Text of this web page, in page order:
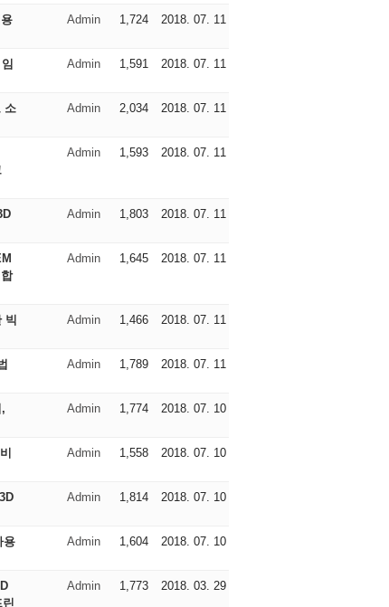
Admin 1,724 2018. 07. 11
Admin 1,591 2018. 07. 11
소
Admin 2,034 2018. 07. 11
Admin 1,593 2018. 07. 11
Admin 1,803 2018. 07. 11
Admin 1,645 2018. 07. 11
빅
Admin 1,466 2018. 07. 11
Admin 1,789 2018. 07. 11
Admin 1,774 2018. 07. 10
Admin 1,558 2018. 07. 10
Admin 1,814 2018. 07. 10
Admin 1,604 2018. 07. 10
Admin 1,773 2018. 03. 29